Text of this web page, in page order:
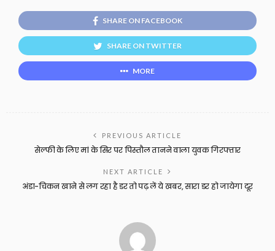
SHARE ON FACEBOOK
SHARE ON TWITTER
MORE
PREVIOUS ARTICLE
सेल्फी के लिए मां के सिर पर पिस्तौल तानने वाला युवक गिरफ्तार
NEXT ARTICLE
अंडा-चिकन खाने से लग रहा है डर तो पढ़ लें ये खबर, सारा डर हो जायेगा दूर